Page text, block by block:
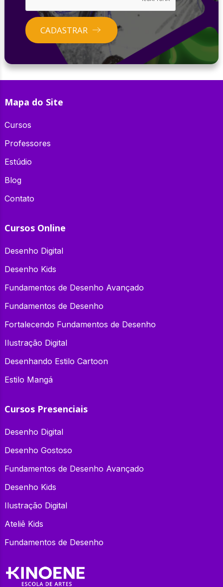
CADASTRAR
Mapa do Site
Cursos
Professores
Estúdio
Blog
Contato
Cursos Online
Desenho Digital
Desenho Kids
Fundamentos de Desenho Avançado
Fundamentos de Desenho
Fortalecendo Fundamentos de Desenho
Ilustração Digital
Desenhando Estilo Cartoon
Estilo Mangá
Cursos Presenciais
Desenho Digital
Desenho Gostoso
Fundamentos de Desenho Avançado
Desenho Kids
Ilustração Digital
Ateliê Kids
Fundamentos de Desenho